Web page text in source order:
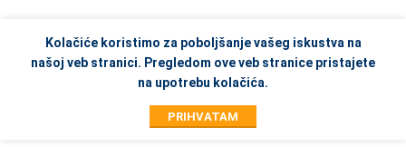
Kolačiće koristimo za poboljšanje vašeg iskustva na
našoj veb stranici. Pregledom ove veb stranice pristajete
na upotrebu kolačića.
PRIHVATAM